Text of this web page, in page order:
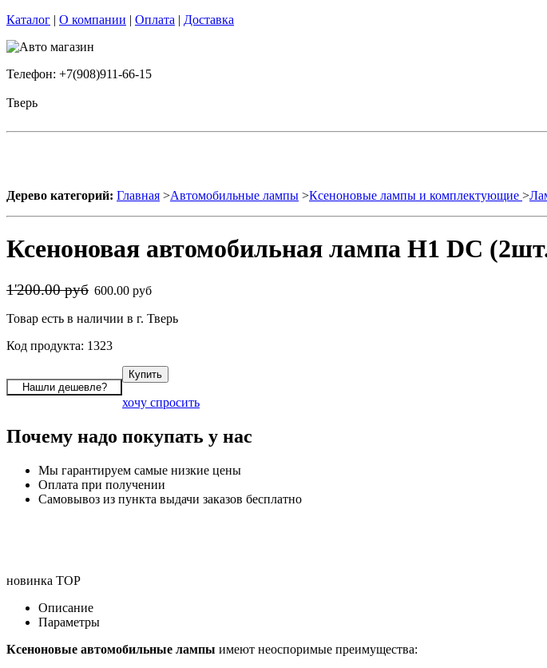
Каталог | О компании | Оплата | Доставка
Телефон: +7(908)911-66-15
Тверь
Дерево категорий: Главная >Автомобильные лампы >Ксеноновые лампы и комплектующие >
Ксеноновая автомобильная лампа H1 DC
1'200.00 руб 600.00 руб
Товар есть в наличии в г. Тверь
Код продукта: 1323
хочу спросить
Почему надо покупать у нас
Мы гарантируем самые низкие цены
Оплата при получении
Самовывоз из пункта выдачи заказов бесплатно
новинка TOP
Описание
Параметры
Ксеноновые автомобильные лампы имеют неоспоримые преимущества: